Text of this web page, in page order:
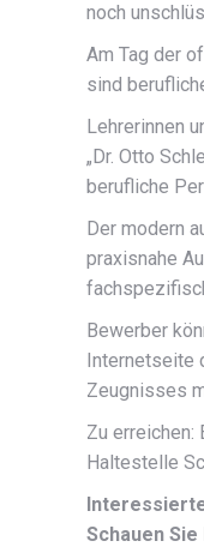
noch
Am Tag der
sind
Lehrerinnen
„Dr. Otto
berufliche
Der modern
praxisnahe
Bewerber
Internetseite
Zeugnisses
Zu erreichen:
Haltestelle
Schauen